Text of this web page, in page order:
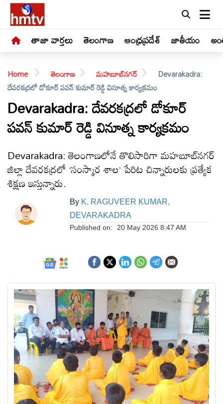
తాజా వార్తలు తెలంగాణ ఆంధ్రప్రదేశ్ జాతీయం
LIVE
వార్తలు
తెలంగాణ
అంతర్జాతీయం
సినిమా
క్రీడలు
వ్యాపారం
Home తెలంగాణ మహబూబ్‌నగర్
Devarakadra:
దేవరకద్రలో డోకూర్ పవన్ కుమార్ రెడ్డి వినూత్న కార్యక్రమం
Devarakadra: దేవరకద్రలో డోకూర్
పవన్ కుమార్ రెడ్డి వినూత్న కార్యక్రమం
Devarakadra: తెలంగాణలోనే తొలిసారిగా మహబూబ్‌నగర్
జిల్లా దేవరకద్రలో ‘సంస్కార శాల’ పేరిట చిన్నారులకు ప్రత్యేక
శిక్షణ ఇస్తున్నారు.
By K. RAGUVEER KUMAR,
DEVARAKADRA
Published on: 20 May 2026 8:47 AM